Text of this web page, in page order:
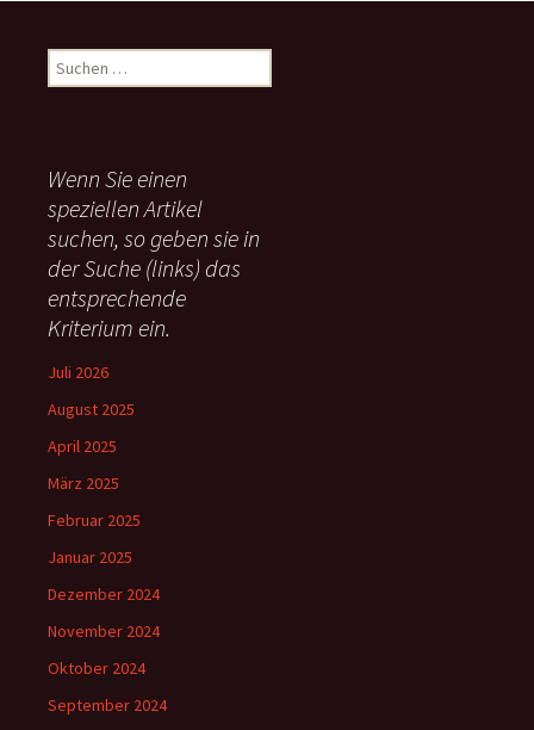
u
n
n
a
c
:
Wenn Sie einen
speziellen Artikel
suchen, so geben sie in
der Suche (links) das
entsprechende
Kriterium ein.
Juli 2026
August 2025
April 2025
März 2025
Februar 2025
Januar 2025
Dezember 2024
November 2024
Oktober 2024
September 2024